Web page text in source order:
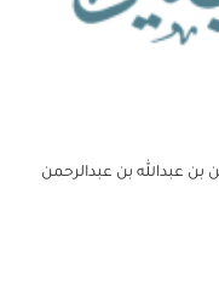
عبدالله بن عبدالرحمن